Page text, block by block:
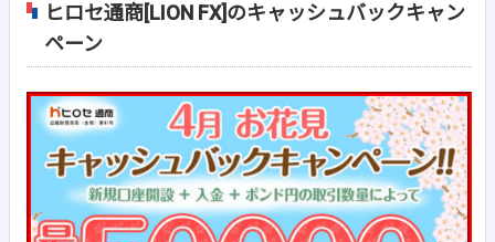
ヒロセ通商[LION FX]のキャッシュバックキャン
ペーン